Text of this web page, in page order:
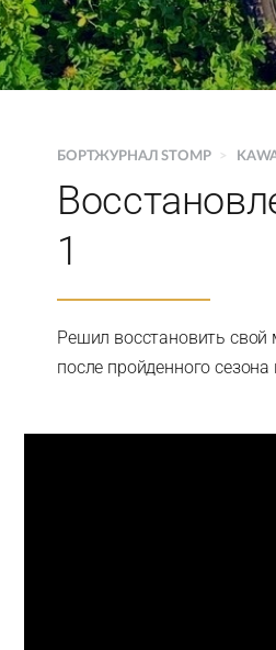
БОРТЖУРНАЛ STOMP >
1
Решил восстановить свой
после пройденного